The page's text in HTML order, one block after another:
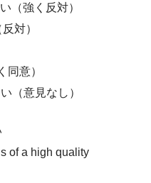
強く反対）
対）
意）
意見なし）
of a high quality